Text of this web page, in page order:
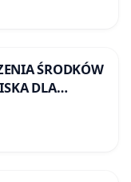
ŚRODKÓW
DLA